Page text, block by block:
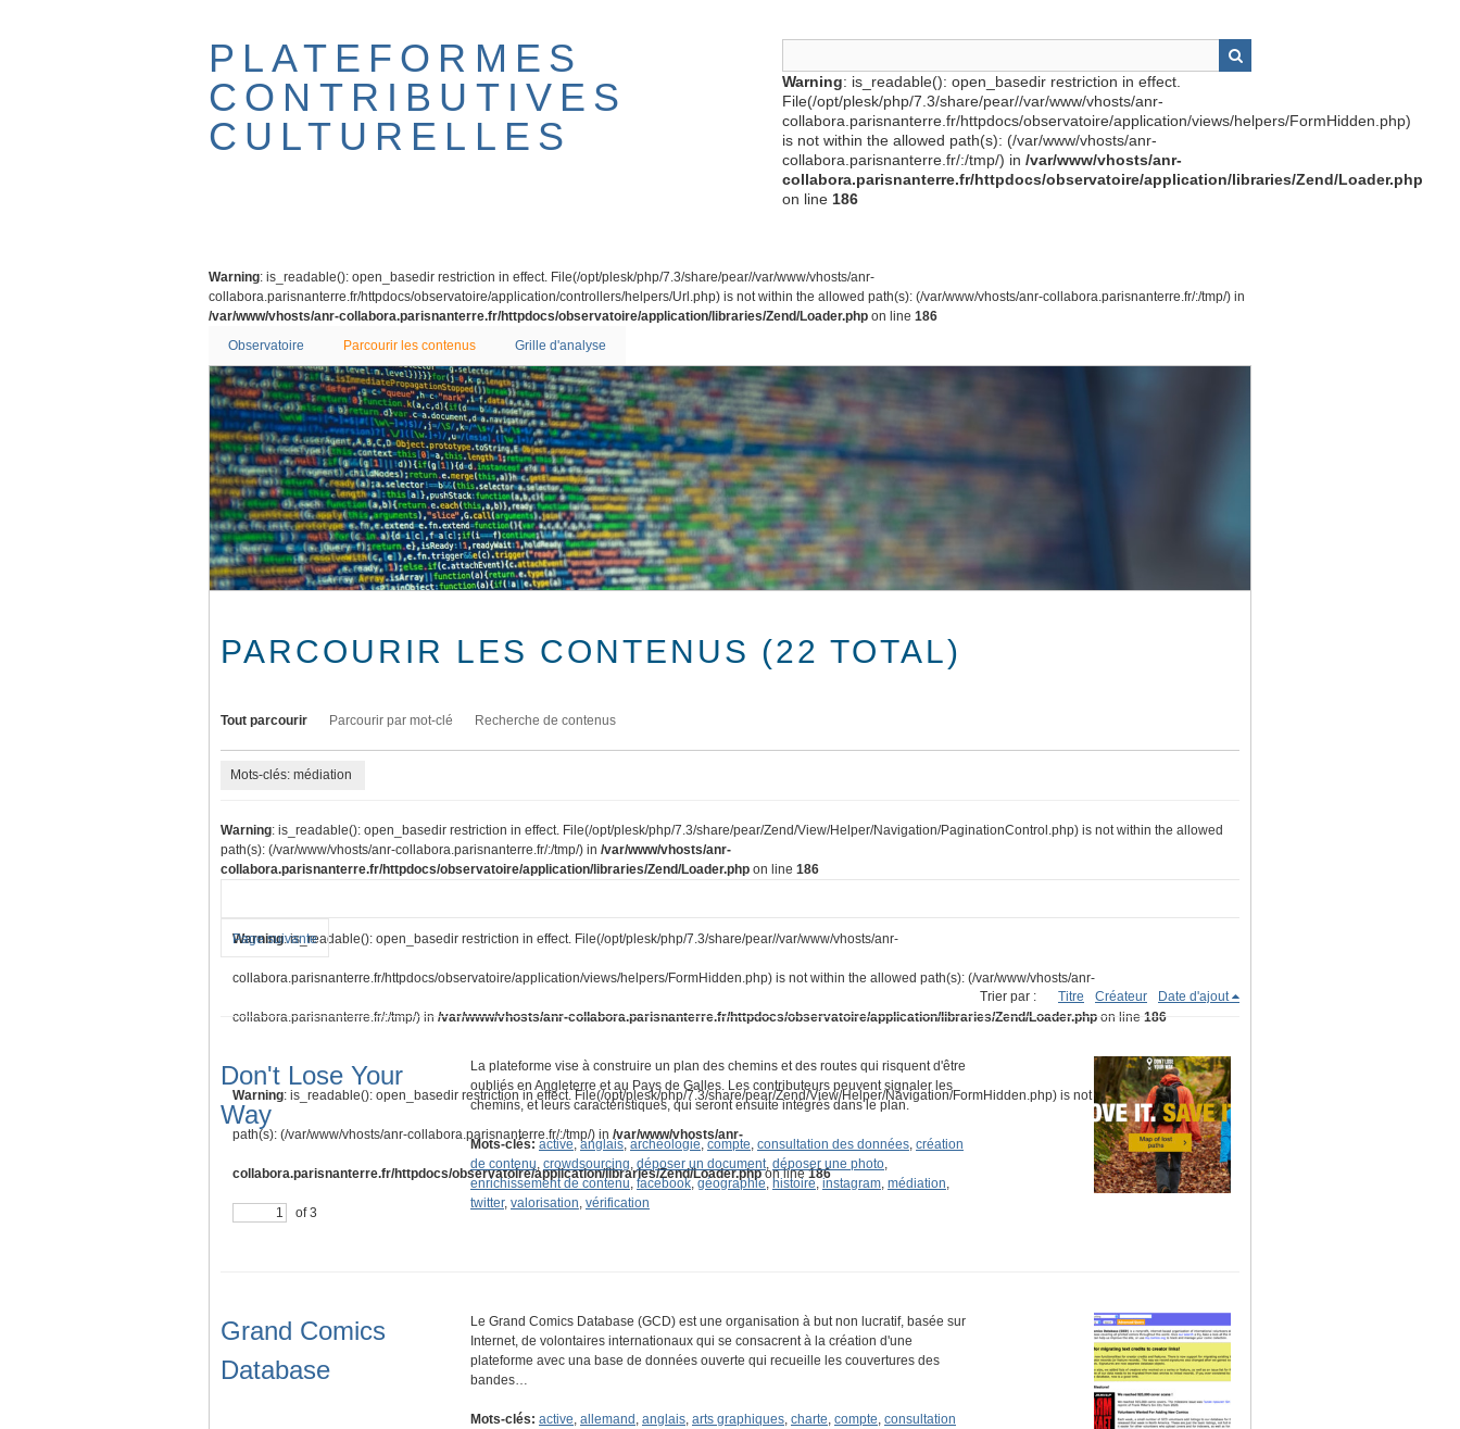
PLATEFORMES
CONTRIBUTIVES
CULTURELLES
Warning: is_readable(): open_basedir restriction in effect.
File(/opt/plesk/php/7.3/share/pear//var/www/vhosts/anr-
collabora.parisnanterre.fr/httpdocs/observatoire/application/views/helpers/FormHidden.php)
is not within the allowed path(s): (/var/www/vhosts/anr-
collabora.parisnanterre.fr/:/tmp/) in /var/www/vhosts/anr-
collabora.parisnanterre.fr/httpdocs/observatoire/application/libraries/Zend/Loader.php
on line 186
Warning: is_readable(): open_basedir restriction in effect. File(/opt/plesk/php/7.3/share/pear//var/www/vhosts/anr-
collabora.parisnanterre.fr/httpdocs/observatoire/application/controllers/helpers/Url.php) is not within the allowed path(s): (/var/www/vhosts/anr-collabora.parisnanterre.fr/:/tmp/) in
/var/www/vhosts/anr-collabora.parisnanterre.fr/httpdocs/observatoire/application/libraries/Zend/Loader.php on line 186
Observatoire
Parcourir les contenus Grille d'analyse
PARCOURIR LES CONTENUS (22 TOTAL)
Tout parcourir Parcourir par mot-clé Recherche de contenus
Mots-clés: médiation
Warning: is_readable(): open_basedir restriction in effect. File(/opt/plesk/php/7.3/share/pear/Zend/View/Helper/Navigation/PaginationControl.php) is not within the allowed
path(s): (/var/www/vhosts/anr-collabora.parisnanterre.fr/:/tmp/) in /var/www/vhosts/anr-
collabora.parisnanterre.fr/httpdocs/observatoire/application/libraries/Zend/Loader.php on line 186
Warning: is_readable(): open_basedir restriction in effect. File(/opt/plesk/php/7.3/share/pear//var/www/vhosts/anr-
collabora.parisnanterre.fr/httpdocs/observatoire/application/views/helpers/FormHidden.php) is not within the allowed path(s): (/var/www/vhosts/anr-
collabora.parisnanterre.fr/:/tmp/) in /var/www/vhosts/anr-collabora.parisnanterre.fr/httpdocs/observatoire/application/libraries/Zend/Loader.php on line 186
Warning: is_readable(): open_basedir restriction in effect. File(/opt/plesk/php/7.3/share/pear/Zend/View/Helper/Navigation/FormHidden.php) is not within the allowed
path(s): (/var/www/vhosts/anr-collabora.parisnanterre.fr/:/tmp/) in /var/www/vhosts/anr-
collabora.parisnanterre.fr/httpdocs/observatoire/application/libraries/Zend/Loader.phpon line186
of 3
Page suivante
Trier par : Titre Créateur Date d'ajout
Don't Lose Your
Way
La plateforme vise à construire un plan des chemins et des routes qui risquent d'être
oubliés en Angleterre et au Pays de Galles. Les contributeurs peuvent signaler les
chemins, et leurs caractéristiques, qui seront ensuite intégrés dans le plan.
Mots-clés: active, anglais, archéologie, compte, consultation des données, création
de contenu, crowdsourcing, déposer un document, déposer une photo,
enrichissement de contenu, facebook, géographie, histoire, instagram, médiation,
twitter, valorisation, vérification
Grand Comics
Database
Le Grand Comics Database (GCD) est une organisation à but non lucratif, basée sur
Internet, de volontaires internationaux qui se consacrent à la création d'une
plateforme avec una base de données ouverte qui recueille les couvertures des
bandes…
Mots-clés: active, allemand , anglais, arts graphiques, charte, compte, consultation